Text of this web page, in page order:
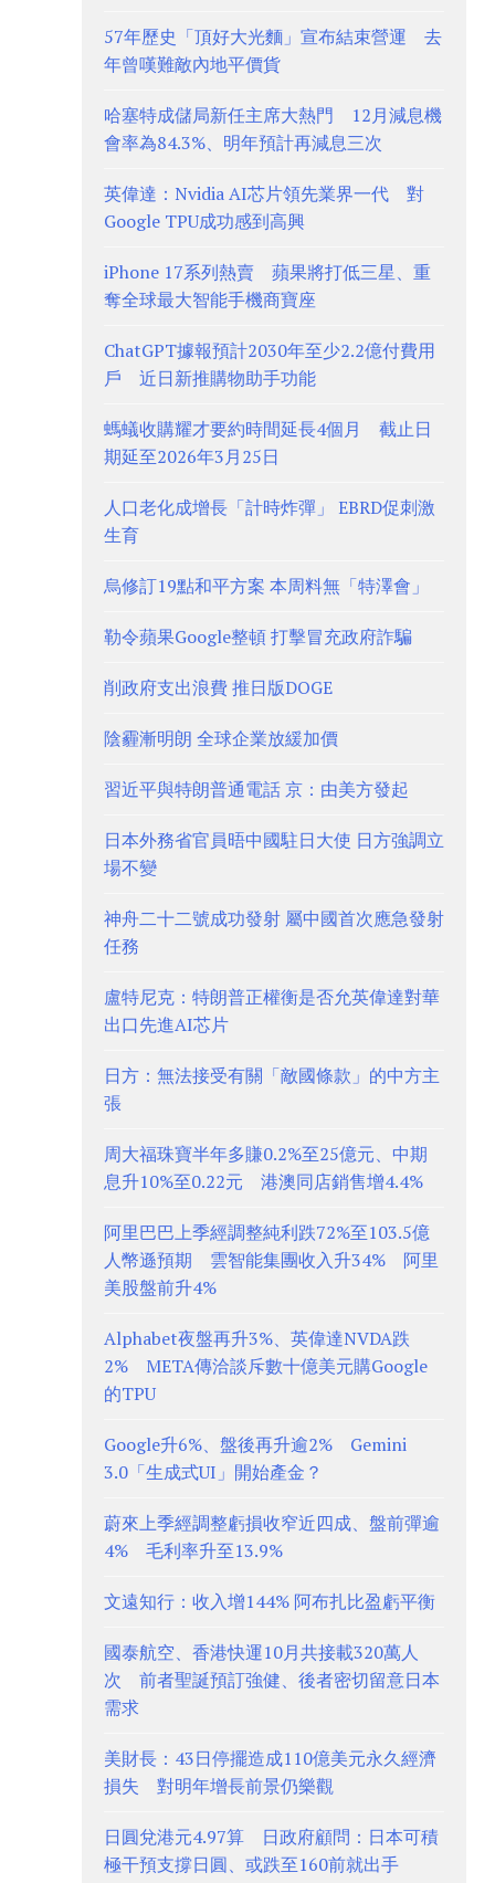
57年歷史「頂好大光麵」宣布結束營運 去
年曾嘆難敵內地平價貨
哈塞特成儲局新任主席大熱門 12月減息機
會率為84.3%、明年預計再減息三次
英偉達：Nvidia AI芯片領先業界一代 對
Google TPU成功感到高興
iPhone 17系列熱賣 蘋果將打低三星、重
奪全球最大智能手機商寶座
ChatGPT據報預計2030年至少2.2億付費用
戶 近日新推購物助手功能
螞蟻收購耀才要約時間延長4個月 截止日
期延至2026年3月25日
人口老化成增長「計時炸彈」 EBRD促刺激
生育
烏修訂19點和平方案 本周料無「特澤會」
勒令蘋果Google整頓 打擊冒充政府詐騙
削政府支出浪費 推日版DOGE
陰霾漸明朗 全球企業放緩加價
習近平與特朗普通電話 京：由美方發起
日本外務省官員晤中國駐日大使 日方強調立
場不變
神舟二十二號成功發射 屬中國首次應急發射
任務
盧特尼克：特朗普正權衡是否允英偉達對華
出口先進AI芯片
日方：無法接受有關「敵國條款」的中方主
張
周大福珠寶半年多賺0.2%至25億元、中期
息升10%至0.22元 港澳同店銷售增4.4%
阿里巴巴上季經調整純利跌72%至103.5億
人幣遜預期 雲智能集團收入升34% 阿里
美股盤前升4%
Alphabet夜盤再升3%、英偉達NVDA跌
2% META傳洽談斥數十億美元購Google
的TPU
Google升6%、盤後再升逾2% Gemini
3.0「生成式UI」開始產金？
蔚來上季經調整虧損收窄近四成、盤前彈逾
4% 毛利率升至13.9%
文遠知行：收入增144% 阿布扎比盈虧平衡
國泰航空、香港快運10月共接載320萬人
次 前者聖誕預訂強健、後者密切留意日本
需求
美財長：43日停擺造成110億美元永久經濟
損失 對明年增長前景仍樂觀
日圓兌港元4.97算 日政府顧問：日本可積
極干預支撐日圓、或跌至160前就出手